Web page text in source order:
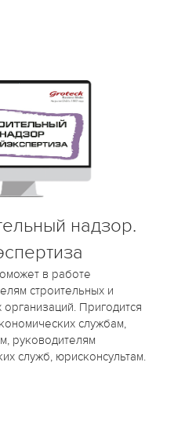
надзор.
в работе
строительных и
организаций. Пригодится
службам,
руководителям
служб, юрисконсультам.